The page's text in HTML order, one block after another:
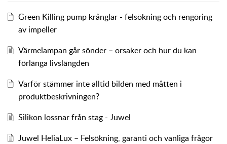
Green Killing pump krånglar - felsökning och rengöring
av impeller
Värmelampan går sönder – orsaker och hur du kan
förlänga livslängden
Varför stämmer inte alltid bilden med måtten i
produktbeskrivningen?
Silikon lossnar från stag - Juwel
Juwel HeliaLux – Felsökning, garanti och vanliga frågor